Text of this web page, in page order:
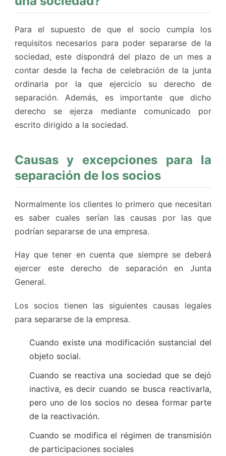
Para el supuesto de que el socio cumpla los
requisitos necesarios para poder separarse de la
sociedad, este dispondrá del plazo de un mes a
contar desde la fecha de celebración de la junta
ordinaria por la que ejercicio su derecho de
separación. Además, es importante que dicho
derecho se ejerza mediante comunicado por
escrito dirigido a la sociedad.
Causas y excepciones para la
separación de los socios
Normalmente los clientes lo primero que necesitan
es saber cuales serían las causas por las que
podrían separarse de una empresa.
Hay que tener en cuenta que siempre se deberá
ejercer este derecho de separación en Junta
General.
Los socios tienen las siguientes causas legales
para separarse de la empresa.
Cuando existe una modificación sustancial del
objeto social.
Cuando se reactiva una sociedad que se dejó
inactiva, es decir cuando se busca reactivarla,
pero uno de los socios no desea formar parte
de la reactivación.
Cuando se modifica el régimen de transmisión
de participaciones sociales